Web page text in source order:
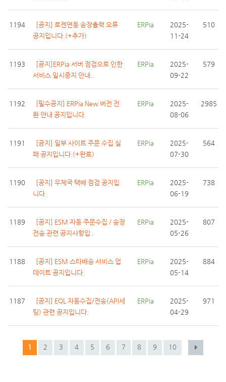
1194
[공지] 로젠연동 송장출력 오류
공지입니다.(+추가)
ERPia
2025-
11-24
510
1193
[공지]ERPia 서버 점검으로 인한
서비스 일시중지 안내..
ERPia
2025-
09-22
579
1192
[필수공지] ERPia New 버전 전
환 안내 공지입니다.
ERPia
2025-
08-06
2985
1191
[공지] 일부 사이트 주문 수집 실
패 공지입니다.(+완료)
ERPia
2025-
07-30
564
1190
[공지] 우체국 택배 점검 공지입
니다.
ERPia
2025-
06-19
738
1189
[공지] ESM 자동 주문수집 / 송장
전송 관련 공지사항입..
ERPia
2025-
05-26
807
1188
[공지] ESM 스타배송 서비스 업
데이트 공지입니다.
ERPia
2025-
05-14
884
1187
[공지] EQL 자동수집/전송(API세
팅) 관련 공지입니다.
ERPia
2025-
04-29
971
1 2 3 4 5 6 7 8 9 10